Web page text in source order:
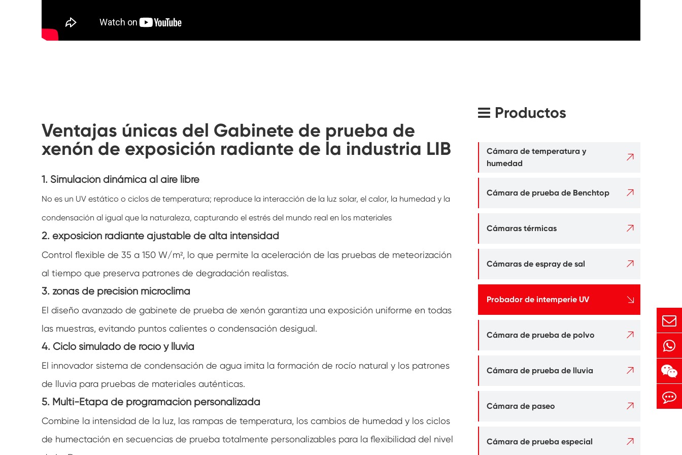
de la humedad de la temperatura
Dispositivos de prueba para paneles
fotovoltaicos
fotovoltaica
Cámara de acondicionamiento
Caminar en cámara de humedad
Cámara ambiental de alcance
Cámara Ambiental Sub-cero
Cámara de estabilidad
Cámara de la coctelera de temperatura
Ventajas únicas del Gabinete de prueba de
xenón de exposición radiante de la industria LIB
1. Simulación dinámica al aire libre
No es un UV estático o ciclos de temperatura; reproduce la interacción de la luz solar, el calor, la humedad y la
condensación al igual que la naturaleza, capturando el estrés del mundo real en los materiales
2. exposición radiante ajustable de alta intensidad
Control flexible de 35 a 150 W/m², lo que permite la aceleración de las pruebas de meteorización
al tiempo que preserva patrones de degradación realistas.
3. zonas de precisión microclima
El diseño avanzado de gabinete de prueba de xenón garantiza una exposición uniforme en todas
las muestras, evitando puntos calientes o condensación desigual.
4. Ciclo simulado de rocío y lluvia
El innovador sistema de condensación de agua imita la formación de rocío natural y los patrones
de lluvia para pruebas de materiales auténticas.
5. Multi-Etapa de programación personalizada
Combine la intensidad de la luz, las rampas de temperatura, los cambios de humedad y los ciclos
de humectación en secuencias de prueba totalmente personalizables para la flexibilidad del nivel
Productos
Cámara de temperatura y
humedad

Cámara de prueba de Benchtop 
Cámaras térmicas 
Cámaras de espray de sal 
Probador de intemperie UV 
Cámara de prueba de polvo 
Cámara de prueba de lluvia 
Cámara de paseo 
Cámara de prueba especial 